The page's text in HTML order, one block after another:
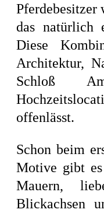
Pferdebesitzer
das natürlich
Diese
Architektur,
Schloß
offenlässt.
Schon beim
Motive gibt
Mauern,
Blickachsen